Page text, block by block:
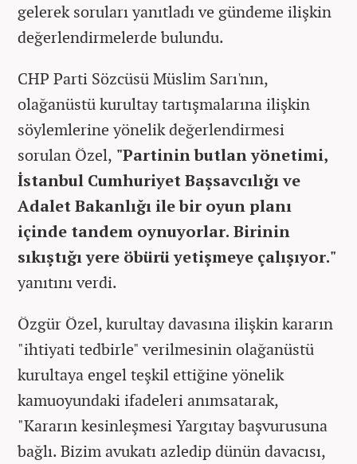
gelerek soruları yanıtladı ve gündeme ilişkin
değerlendirmelerde bulundu.
CHP Parti Sözcüsü Müslim Sarı'nın,
olağanüstü kurultay tartışmalarına ilişkin
söylemlerine yönelik değerlendirmesi
sorulan Özel, "Partinin butlan yönetimi,
İstanbul Cumhuriyet Başsavcılığı ve
Adalet Bakanlığı ile bir oyun planı
içinde tandem oynuyorlar. Birinin
sıkıştığı yere öbürü yetişmeye çalışıyor."
yanıtını verdi.
Özgür Özel, kurultay davasına ilişkin kararın
"ihtiyati tedbirle" verilmesinin olağanüstü
kurultaya engel teşkil ettiğine yönelik
kamuoyundaki ifadeleri anımsatarak,
"Kararın kesinleşmesi Yargıtay başvurusuna
bağlı. Bizim avukatı azledip dünün davacısı,